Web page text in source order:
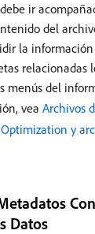
ir
del
la
relacionadas
menús del
vea Archivos
y
Datos